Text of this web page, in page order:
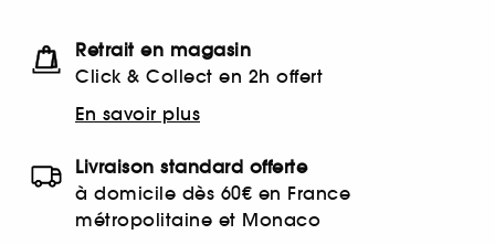
Retrait en magasin
Click & Collect en 2h offert
En savoir plus
Livraison standard offerte
à domicile dès 60€ en France
métropolitaine et Monaco